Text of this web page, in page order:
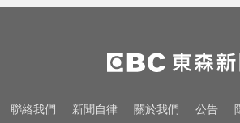
回歸V8手排
生人迴避！台中海線將送肉
線、時間曝光
王凱過世還回棚內拍戲？製
聯絡我們 新聞自律 關於我們 公告